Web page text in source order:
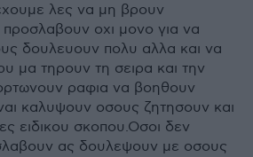
λες να μη βρουν
οχι μονο για να
δουλευουν πολυ αλλα και να
μα τηρουν τη σειρα και την
ραφια να βοηθουν
καλυψουν οσους ζητησουν και
ειδικου σκοπου.Οσοι δεν
ας δουλεψουν με οσους